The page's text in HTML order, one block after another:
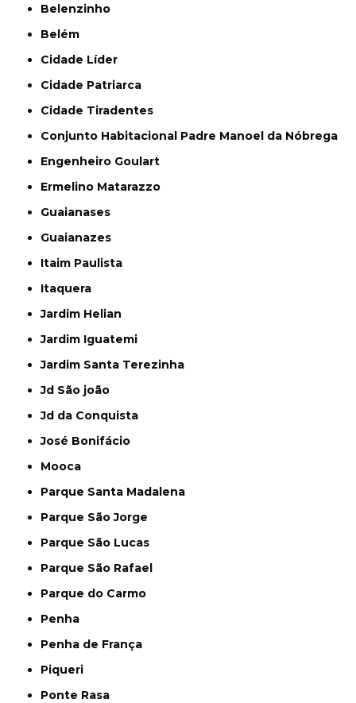
Belenzinho
Belém
Cidade Líder
Cidade Patriarca
Cidade Tiradentes
Conjunto Habitacional Padre Manoel da Nóbrega
Engenheiro Goulart
Ermelino Matarazzo
Guaianases
Guaianazes
Itaim Paulista
Itaquera
Jardim Helian
Jardim Iguatemi
Jardim Santa Terezinha
Jd São joão
Jd da Conquista
José Bonifácio
Mooca
Parque Santa Madalena
Parque São Jorge
Parque São Lucas
Parque São Rafael
Parque do Carmo
Penha
Penha de França
Piqueri
Ponte Rasa